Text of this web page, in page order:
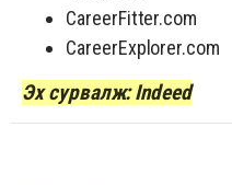
CareerFitter.com
CareerExplorer.com
Эх сурвалж: Indeed